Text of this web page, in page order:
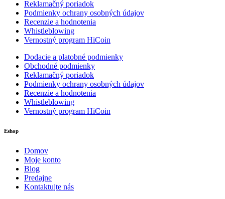
Reklamačný poriadok
Podmienky ochrany osobných údajov
Recenzie a hodnotenia
Whistleblowing
Vernostný program HiCoin
Dodacie a platobné podmienky
Obchodné podmienky
Reklamačný poriadok
Podmienky ochrany osobných údajov
Recenzie a hodnotenia
Whistleblowing
Vernostný program HiCoin
Eshop
Domov
Moje konto
Blog
Predajne
Kontaktujte nás